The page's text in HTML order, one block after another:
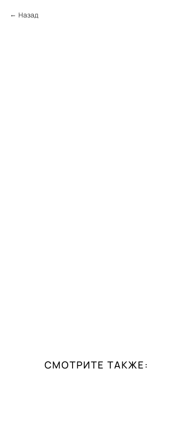
Назад
СМОТРИТЕ ТАКЖЕ: